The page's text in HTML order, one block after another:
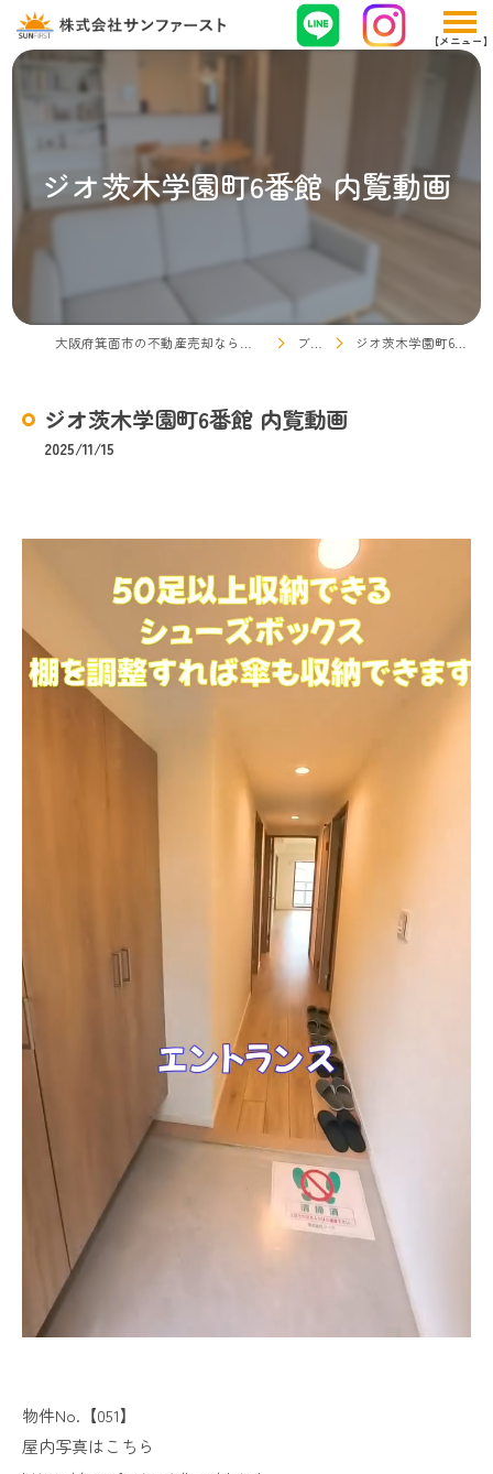
ジオ茨木学園町6番館 内覧動画
ブログ ジオ茨木学園町6番館 内覧動画
ジオ茨木学園町6番館 内覧動画
2025/11/15
物件No.【051】
屋内写真はこちら